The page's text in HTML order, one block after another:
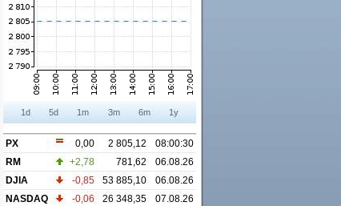
1d 5d 1m 3m 6m 1y
PX 0,00 2 805,12
08:00:30
RM
+2,78 781,62
06.08.26
DJIA
-0,85 53 885,10
06.08.26
NASDAQ
-0,06 26 348,35
07.08.26